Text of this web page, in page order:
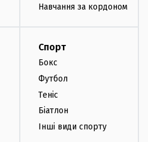
Навчання за кордоном
Спорт
Бокс
Футбол
Теніс
Біатлон
Інші види спорту